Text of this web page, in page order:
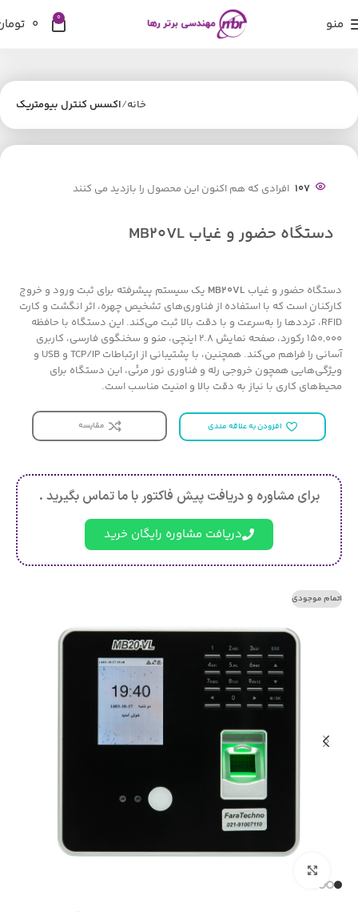
منو 0
0
خانه اکسس کنترل بیومتریک
107 افرادی که هم اکنون این محصول را بازدید می کنند
دستگاه حضور و غیاب MB20VL
دستگاه حضور و غیاب MB20VL یک سیستم پیشرفته برای ثبت ورود و خروج
کارکنان است که با استفاده از فناوری‌های تشخیص چهره، اثر انگشت و کارت
RFID، ترددها را به‌سرعت و با دقت بالا ثبت می‌کند. این دستگاه با حافظه
150,000 رکورد، صفحه نمایش 2.8 اینچی، منو و سخنگوی فارسی، کاربری
آسانی را فراهم می‌کند. همچنین، با پشتیبانی از ارتباطات TCP/IP و USB و
ویژگی‌هایی همچون خروجی رله و فناوری نور مرئی، این دستگاه برای
محیط‌های کاری با نیاز به دقت بالا و امنیت مناسب است.
افزودن به علاقه مندی مقایسه
برای مشاوره و دریافت پیش فاکتور با ما تماس بگیرید .
دریافت مشاوره رایگان خرید
اتمام موجودی